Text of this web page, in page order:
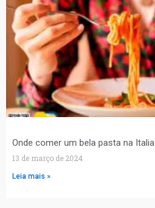
Onde comer um bela pasta na Italia
13 de março de 2024
Leia mais »